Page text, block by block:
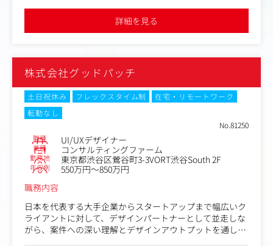
-クオリティマネジメント(ボトムライン・トップラインの
-デザインによるビジネスインパクトを定量化
-その他、採用・新規商材開発・案件獲得・組織開発など
【仕事内容（変更の範囲）】
雇入れ直後：上記参照
ど企業の経営層とコンサルティングする形で事業を拡大しており
詳細を見る
株式会社グッドパッチ
土日祝休み フレックスタイム制
在宅・リモートワーク
転勤なし
No.81250
職種 UI/UXデザイナー
業種 コンサルティングファーム
勤務地 東京都渋谷区鶯谷町3-3VORT渋谷South 2F
年収例
550万円～850万円
職務内容
日本を代表する大手企業からスタートアップまで幅広いク
ライアントに対して、デザインパートナーとして並走しな
がら、案件への深い理解とデザインアウトプットを通して